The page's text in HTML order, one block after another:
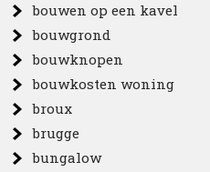
bouwen op een kavel
bouwgrond
bouwknopen
bouwkosten woning
broux
brugge
bungalow